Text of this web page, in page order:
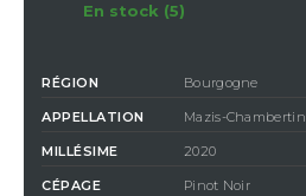
En stock (5)
RÉGION Bourgogne
APPELLATION Mazis-Chambertin
MILLÉSIME 2020
CÉPAGE Pinot Noir